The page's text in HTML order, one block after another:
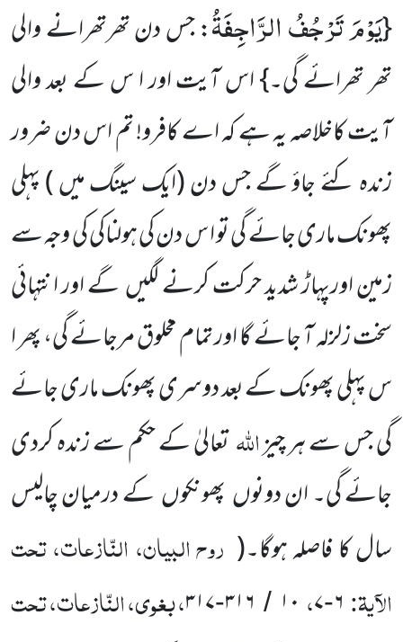
{یَوْمَ تَرْجُفُ الرَّاجِفَةُ: جس دن تھرتھرانے والی
تھر تھرائے گی۔} اس آیت اور ا س کے بعد والی
آیت کاخلاصہ یہ ہے کہ اے کافرو! تم اس دن ضرور
زندہ کئے جاؤ گے جس دن(ایک سینگ میں )پہلی
پھونک ماری جائے گی تو ا س دن کی ہولناکی کی وجہ سے
زمین اورپہاڑ شدید حرکت کرنے لگیں گے اور انتہائی
سخت زلزلہ آ جائے گا اور تمام مخلوق مرجائے گی، پھر ا
س پہلی پھونک کے بعد دوسری پھونک ماری جائے
گی جس سے ہر چیزاللّٰہتعالیٰ کے حکم سے زندہ کردی
جائے گی۔ ان دونوں پھونکوں کے درمیان چالیس
سال کا فاصلہ ہوگا۔( روح البیان، النّازعات، تحت
الآیۃ: ۶-۷، ۱۰ / ۳۱۶-۳۱۷، بغوی، النّازعات، تحت